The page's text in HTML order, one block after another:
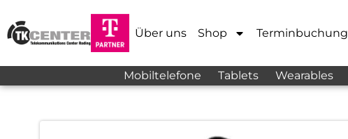
Über uns Shop Terminbuchung
Mobiltelefone Tablets Wearables